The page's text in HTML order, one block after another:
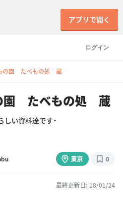
ログイン
アプリで開く
の園 たべもの処 蔵
園 たべもの処 蔵
しい資料達です・
東京 0
最終更新日: 18/01/24